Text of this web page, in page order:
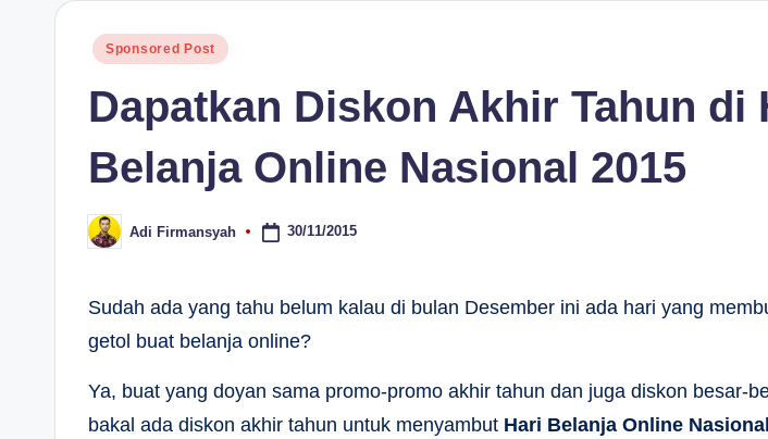
Posted
Sponsored Post
Dapatkan Diskon Akhir Tahun di
Belanja Online Nasional 2015
Posted
by
Adi Firmansyah 30/11/2015
Sudah ada yang tahu belum kalau di bulan Desember ini ada hari yang
getol buat belanja online?
Ya, buat yang doyan sama promo-promo akhir tahun dan juga diskon besar-
bakal ada diskon akhir tahun untuk menyambut Hari Belanja Online Nasional